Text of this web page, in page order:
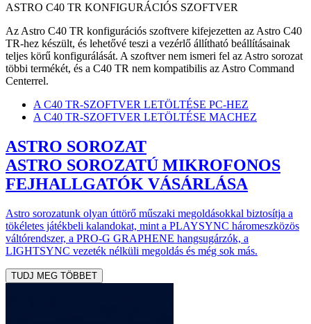
ASTRO C40 TR KONFIGURÁCIÓS SZOFTVER
Az Astro C40 TR konfigurációs szoftvere kifejezetten az Astro C40
TR-hez készült, és lehetővé teszi a vezérlő állítható beállításainak
teljes körű konfigurálását. A szoftver nem ismeri fel az Astro sorozat
többi termékét, és a C40 TR nem kompatibilis az Astro Command
Centerrel.
A C40 TR-SZOFTVER LETÖLTÉSE PC-HEZ
A C40 TR-SZOFTVER LETÖLTÉSE MACHEZ
ASTRO SOROZAT
ASTRO SOROZATÚ MIKROFONOS
FEJHALLGATÓK VÁSÁRLÁSA
Astro sorozatunk olyan úttörő műszaki megoldásokkal biztosítja a
tökéletes játékbeli kalandokat, mint a PLAYSYNC háromeszközös
váltórendszer, a PRO-G GRAPHENE hangsugárzók, a
LIGHTSYNC vezeték nélküli megoldás és még sok más.
TUDJ MEG TÖBBET